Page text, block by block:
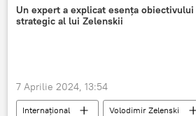
Guvernare Luptă
Un expert a explicat esența obiectivului
strategic al lui Zelenskii
7 Aprilie 2024, 13:54
Internațional
Volodimir Zelenski